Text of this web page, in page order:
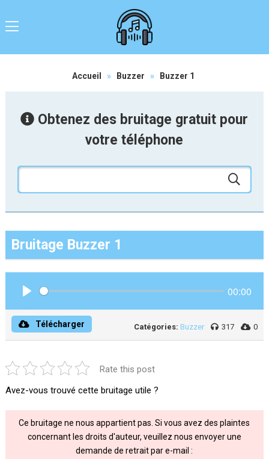
Accueil » Buzzer » Buzzer 1
Obtenez des bruitage gratuit pour
votre téléphone
Bruitage Buzzer 1
00:00
Télécharger Catégories: Buzzer 317 0
Rate this post
Avez-vous trouvé cette bruitage utile ?
Ce bruitage ne nous appartient pas. Si vous avez des plaintes
concernant les droits d'auteur, veuillez nous envoyer une
demande de retrait par e-mail :